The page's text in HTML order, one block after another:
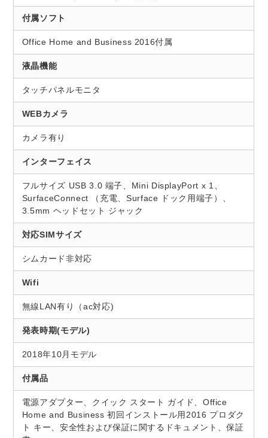
付属ソフト
Office Home and Business 2016付属
液晶機能
タッチパネルモニタ
WEBカメラ
カメラ有り
インターフェイス
フルサイズ USB 3.0 端子、Mini DisplayPort x 1、
SurfaceConnect （充電、Surface ドック用端子）、
3.5mm ヘッドセット ジャック
対応SIMサイズ
シムカード非対応
Wifi
無線LAN有り（ac対応)
発表時期(モデル)
2018年10月モデル
付属品
電源アダプター、クイック スタート ガイド、Office
Home and Business 初回インストール用2016 プロダク
ト キー、安全性および保証に関するドキュメント、保証